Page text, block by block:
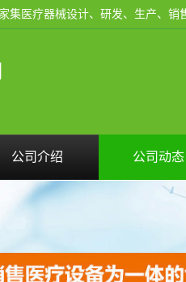
公司介绍 公司动态